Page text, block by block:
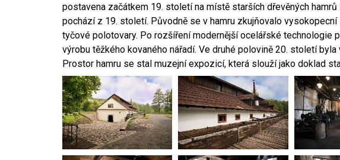
postavena začátkem 19. století na místě starších dřevěných
pochází z 19. století. Původně se v hamru zkujňovalo
tyčové polotovary. Po rozšíření modernější ocelářské technologie
výrobu těžkého kovaného nářadí. Ve druhé polovině 20. století
Prostor hamru se stal muzejní expozicí, která slouží jako doklad